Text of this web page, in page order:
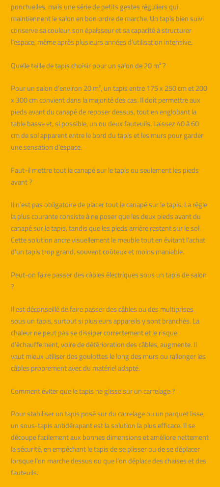
ponctuelles, mais une série de petits gestes réguliers qui
maintiennent le salon en bon ordre de marche. Un tapis bien suivi
conserve sa couleur, son épaisseur et sa capacité à structurer
l’espace, même après plusieurs années d’utilisation intensive.
Quelle taille de tapis choisir pour un salon de 20 m² ?
Pour un salon d’environ 20 m², un tapis entre 175 x 250 cm et 200
x 300 cm convient dans la majorité des cas. Il doit permettre aux
pieds avant du canapé de reposer dessus, tout en englobant la
table basse et, si possible, un ou deux fauteuils. Laissez 40 à 60
cm de sol apparent entre le bord du tapis et les murs pour garder
une sensation d’espace.
Faut-il mettre tout le canapé sur le tapis ou seulement les pieds
avant ?
Il n’est pas obligatoire de placer tout le canapé sur le tapis. La règle
la plus courante consiste à ne poser que les deux pieds avant du
canapé sur le tapis, tandis que les pieds arrière restent sur le sol.
Cette solution ancre visuellement le meuble tout en évitant l’achat
d’un tapis trop grand, souvent coûteux et moins maniable.
Peut-on faire passer des câbles électriques sous un tapis de salon
?
Il est déconseillé de faire passer des câbles ou des multiprises
sous un tapis, surtout si plusieurs appareils y sont branchés. La
chaleur ne peut pas se dissiper correctement et le risque
d’échauffement, voire de détérioration des câbles, augmente. Il
vaut mieux utiliser des goulottes le long des murs ou rallonger les
câbles proprement avec du matériel adapté.
Comment éviter que le tapis ne glisse sur un carrelage ?
Pour stabiliser un tapis posé sur du carrelage ou un parquet lisse,
un sous-tapis antidérapant est la solution la plus efficace. Il se
découpe facilement aux bonnes dimensions et améliore nettement
la sécurité, en empêchant le tapis de se plisser ou de se déplacer
lorsque l’on marche dessus ou que l’on déplace des chaises et des
fauteuils.